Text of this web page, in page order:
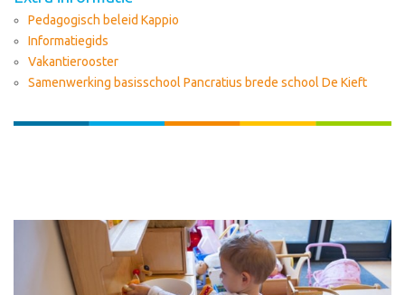
Pedagogisch beleid Kappio
Informatiegids
Vakantierooster
Samenwerking basisschool Pancratius brede school De Kieft